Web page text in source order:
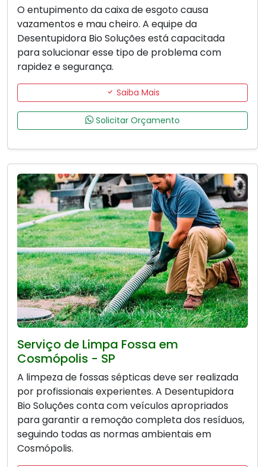
O entupimento da caixa de esgoto causa
vazamentos e mau cheiro. A equipe da
Desentupidora Bio Soluções está capacitada
para solucionar esse tipo de problema com
rapidez e segurança.
Saiba Mais
Solicitar Orçamento
Serviço de Limpa Fossa em
Cosmópolis - SP
A limpeza de fossas sépticas deve ser realizada
por profissionais experientes. A Desentupidora
Bio Soluções conta com veículos apropriados
para garantir a remoção completa dos resíduos,
seguindo todas as normas ambientais em
Cosmópolis.